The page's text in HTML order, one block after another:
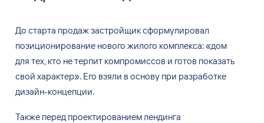
До старта продаж застройщик сформулировал
позиционирование нового жилого комплекса: «дом
для тех, кто нетерпит компромиссов и готов показать
свой характер». Его взяли в основу при разработке
дизайн-концепции.
Также перед проектированием лендинга